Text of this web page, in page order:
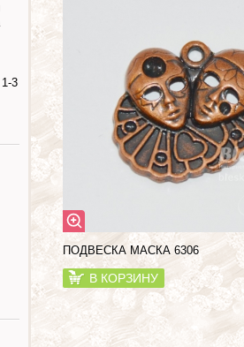
3
ПОДВЕСКА МАСКА 6306
В КОРЗИНУ